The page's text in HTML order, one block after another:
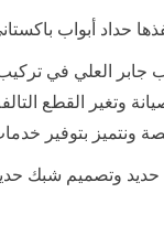
حداد أبواب
جابر العلي في
وتغير القطع
ونتميز بتوفير
وتصميم شبك